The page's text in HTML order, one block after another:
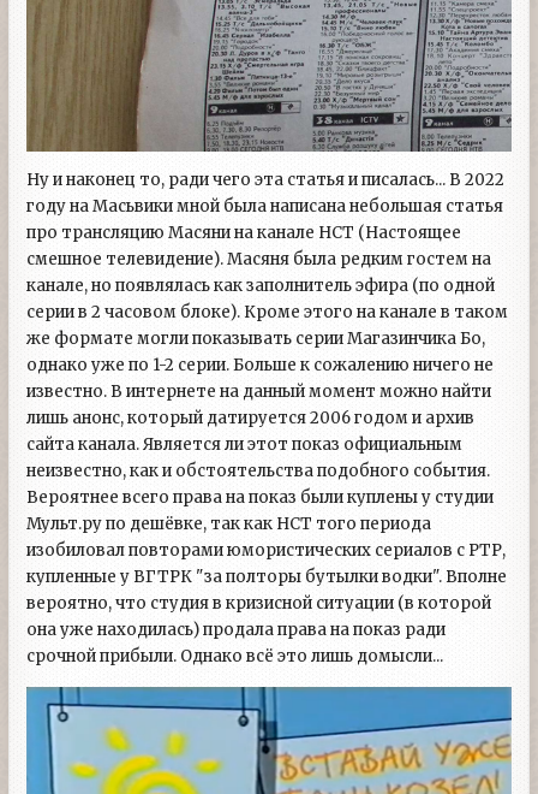
Ну и наконец то, ради чего эта статья и писалась... В 2022
году на Масьвики мной была написана небольшая статья
про трансляцию Масяни на канале НСТ (Настоящее
смешное телевидение). Масяня была редким гостем на
канале, но появлялась как заполнитель эфира (по одной
серии в 2 часовом блоке). Кроме этого на канале в таком
же формате могли показывать серии Магазинчика Бо,
однако уже по 1-2 серии. Больше к сожалению ничего не
известно. В интернете на данный момент можно найти
лишь анонс, который датируется 2006 годом и архив
сайта канала. Является ли этот показ официальным
неизвестно, как и обстоятельства подобного события.
Вероятнее всего права на показ были куплены у студии
Мульт.ру по дешёвке, так как НСТ того периода
изобиловал повторами юмористических сериалов с РТР,
купленные у ВГТРК "за полторы бутылки водки". Вполне
вероятно, что студия в кризисной ситуации (в которой
она уже находилась) продала права на показ ради
срочной прибыли. Однако всё это лишь домысли...